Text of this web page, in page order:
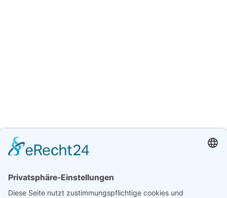
Download [74.30 KB]